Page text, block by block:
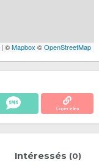
| ©Mapbox ©OpenStreetMap
Copier le lien
Intéressés (0)